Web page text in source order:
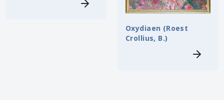
Oxydiaen (Roest
Crollius, B.)